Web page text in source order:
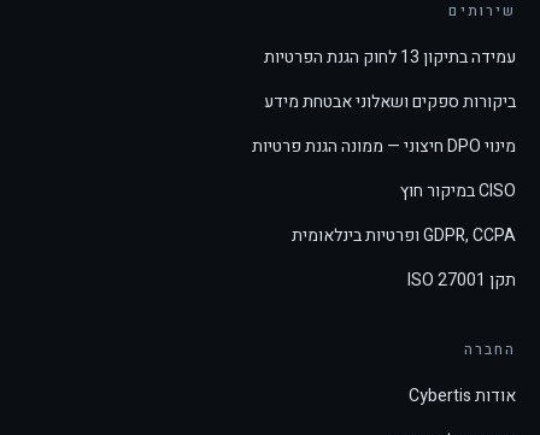
שירותים
עמידה בתיקון 13 לחוק הגנת הפרטיות
ביקורות ספקים ושאלוני אבטחת מידע
מינוי DPO חיצוני — ממונה הגנת פרטיות
CISO במיקור חוץ
GDPR, CCPA ופרטיות בינלאומית
תקן ISO 27001
החברה
אודות Cybertis